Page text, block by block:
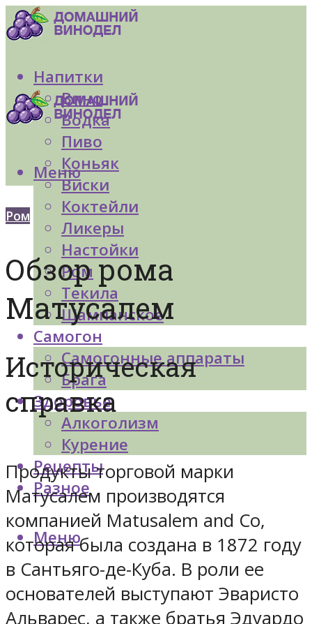
Напитки
Вино
Водка
Пиво
Коньяк
Виски
Коктейли
Ликеры
Настойки
Ром
Текила
Шампанское
Самогон
Самогонные аппараты
Брага
Здоровье
Алкоголизм
Курение
Рецепты
Разное
Меню
Меню
Ром
Обзор рома
Матусалем
Историческая
справка
Продукты торговой марки
Матусалем производятся
компанией Matusalem and Co,
которая была создана в 1872 году
в Сантьяго-де-Куба. В роли ее
основателей выступают Эваристо
Альварес, а также братья Эдуардо